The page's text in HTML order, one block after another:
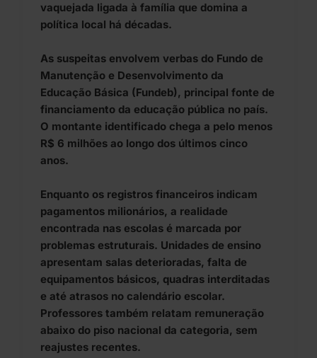
vaquejada ligada à família que domina a
política local há décadas.
As suspeitas envolvem verbas do Fundo de
Manutenção e Desenvolvimento da
Educação Básica (Fundeb), principal fonte de
financiamento da educação pública no país.
O montante identificado chega a pelo menos
R$ 6 milhões ao longo dos últimos cinco
anos.
Enquanto os registros financeiros indicam
pagamentos milionários, a realidade
encontrada nas escolas é marcada por
problemas estruturais. Unidades de ensino
apresentam salas deterioradas, falta de
equipamentos básicos, quadras interditadas
e até atrasos no calendário escolar.
Professores também relatam remuneração
abaixo do piso nacional da categoria, sem
reajustes recentes.